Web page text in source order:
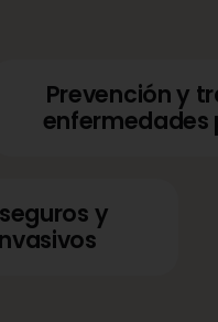
Prevención y
y